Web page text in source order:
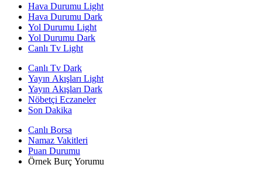
Hava Durumu Light
Hava Durumu Dark
Yol Durumu Light
Yol Durumu Dark
Canlı Tv Light
Canlı Tv Dark
Yayın Akışları Light
Yayın Akışları Dark
Nöbetçi Eczaneler
Son Dakika
Canlı Borsa
Namaz Vakitleri
Puan Durumu
Örnek Burç Yorumu